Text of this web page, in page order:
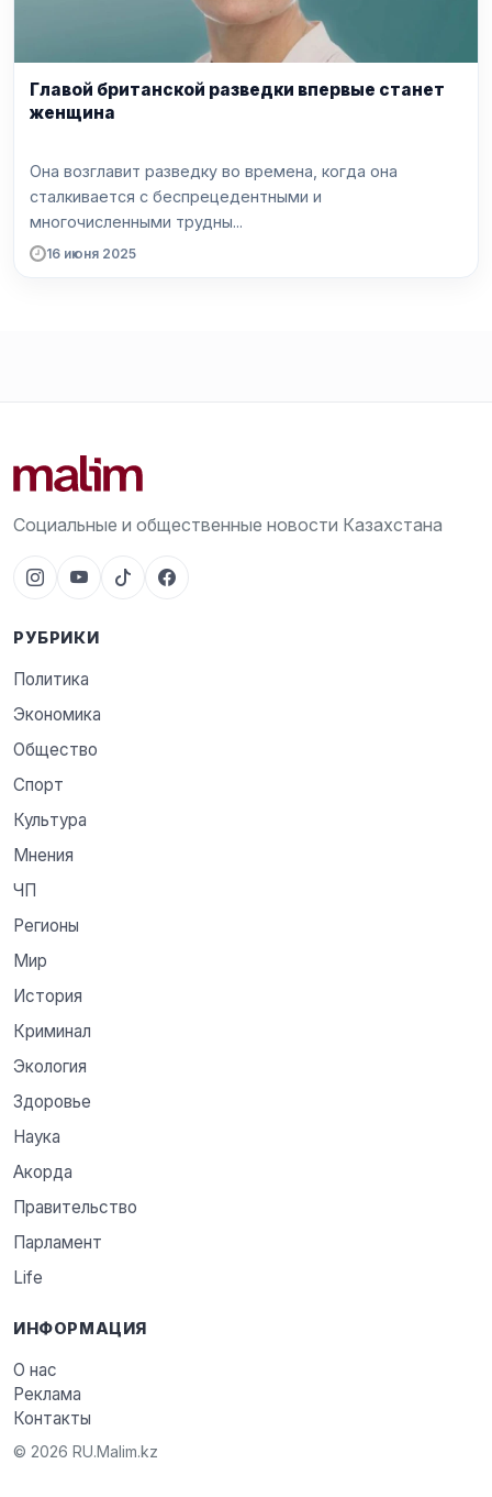
Главой британской разведки впервые станет
женщина
Она возглавит разведку во времена, когда она
сталкивается с беспрецедентными и
многочисленными трудны...
16 июня 2025
Социальные и общественные новости Казахстана
РУБРИКИ
Политика
Экономика
Общество
Спорт
Культура
Мнения
ЧП
Регионы
Мир
История
Криминал
Экология
Здоровье
Наука
Акорда
Правительство
Парламент
Life
ИНФОРМАЦИЯ
О нас
Реклама
Контакты
© 2026 RU.Malim.kz